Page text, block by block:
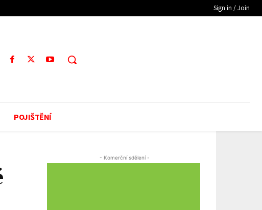
Sign in / Join
POJIŠTĚNÍ
- Komerční sdělení -